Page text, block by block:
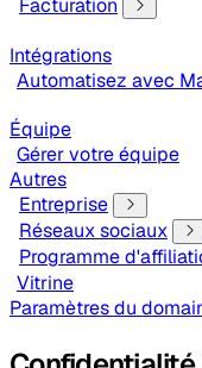
Facturation
Intégrations
Automatisez avec
Équipe
Gérer votre équipe
Autres
Entreprise
Réseaux sociaux
Programme
Vitrine
Paramètres du